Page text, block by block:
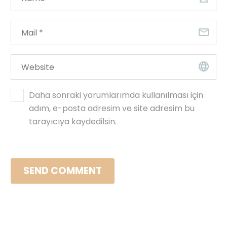
Daha sonraki yorumlarımda kullanılması için
adım, e-posta adresim ve site adresim bu
tarayıcıya kaydedilsin.
SEND COMMENT